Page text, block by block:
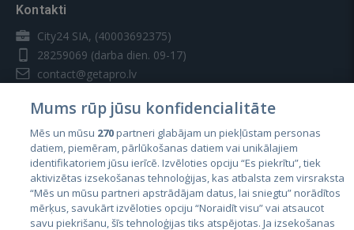
Kontakti
City24 SIA, (40003692375)
28259069 (darba dien. 09-17)
contact@getapro.lv
Valstis
Igaunija
Latvija
Mums rūp jūsu konfidencialitāte
Mēs un mūsu 270partneri glabājam un piekļūstam personas
datiem, piemēram, pārlūkošanas datiem vai unikālajiem
identifikatoriem jūsu ierīcē. Izvēloties opciju “Es piekrītu”, tiek
aktivizētas izsekošanas tehnoloģijas, kas atbalsta zem virsraksta
“Mēs un mūsu partneri apstrādājam datus, lai sniegtu” norādītos
mērķus, savukārt izvēloties opciju “Noraidīt visu” vai atsaucot
savu piekrišanu, šīs tehnoloģijas tiks atspējotas. Ja izsekošanas